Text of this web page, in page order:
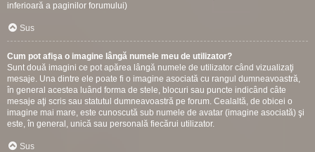
inferioară a paginilor forumului)
Sus
Cum pot afişa o imagine lângă numele meu de utilizator?
Sunt două imagini ce pot apărea lângă numele de utilizator când vizualizaţi
mesaje. Una dintre ele poate fi o imagine asociată cu rangul dumneavoastră,
în general acestea luând forma de stele, blocuri sau puncte indicând câte
mesaje aţi scris sau statutul dumneavoastră pe forum. Cealaltă, de obicei o
imagine mai mare, este cunoscută sub numele de avatar (imagine asociată) şi
este, în general, unică sau personală fiecărui utilizator.
Sus